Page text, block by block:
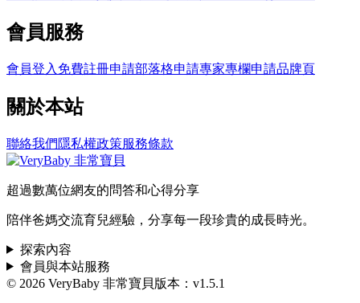
會員服務
會員登入 免費註冊申請部落格申請專家專欄申請品牌頁
關於本站
聯絡我們 隱私權政策服務條款
超過數萬位網友的問答和心得分享
陪伴爸媽交流育兒經驗，分享每一段珍貴的成長時光。
探索內容
會員與本站服務
© 2026 VeryBaby 非常寶貝版本：v1.5.1